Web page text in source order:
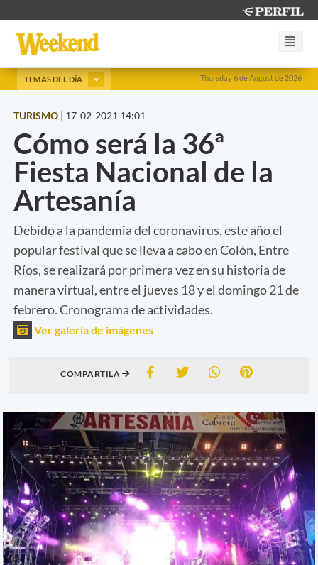
Thursday 6 de August de 2026
TEMAS DEL DÍA
TURISMO | 17-02-2021 14:01
Cómo será la 36ª
Fiesta Nacional de la
Artesanía
Debido a la pandemia del coronavirus, este año el
popular festival que se lleva a cabo en Colón, Entre
Ríos, se realizará por primera vez en su historia de
manera virtual, entre el jueves 18 y el domingo 21 de
febrero. Cronograma de actividades.
Ver galería de imágenes
COMPARTILA